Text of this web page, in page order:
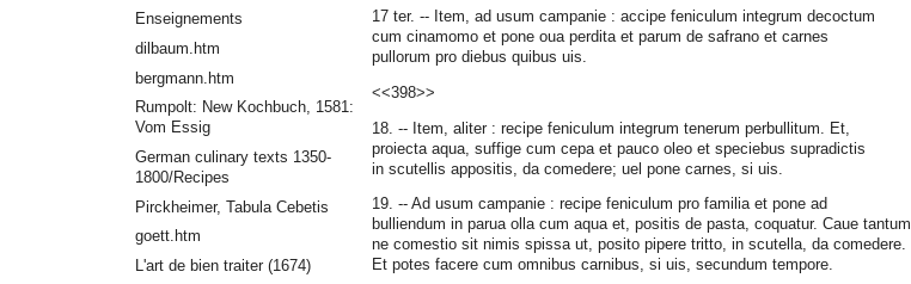
17 ter. -- Item, ad usum campanie : accipe feniculum integrum decoctum
cum cinamomo et pone oua perdita et parum de safrano et carnes
pullorum pro diebus quibus uis.
<<398>>
18. -- Item, aliter : recipe feniculum integrum tenerum perbullitum. Et,
proiecta aqua, suffige cum cepa et pauco oleo et speciebus supradictis
in scutellis appositis, da comedere; uel pone carnes, si uis.
19. -- Ad usum campanie : recipe feniculum pro familia et pone ad
bulliendum in parua olla cum aqua et, positis de pasta, coquatur. Caue tantum
ne comestio sit nimis spissa ut, posito pipere tritto, in scutella, da comedere.
Et potes facere cum omnibus carnibus, si uis, secundum tempore.
Enseignements
dilbaum.htm
bergmann.htm
Rumpolt: New Kochbuch, 1581:
Vom Essig
German culinary texts 1350-
1800/Recipes
Pirckheimer, Tabula Cebetis
goett.htm
L'art de bien traiter (1674)